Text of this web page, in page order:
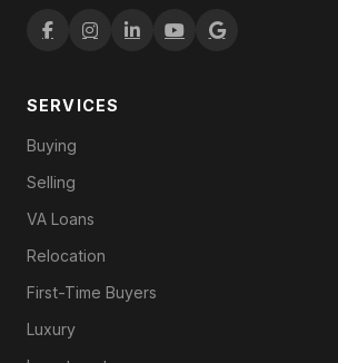
SERVICES
Buying
Selling
VA Loans
Relocation
First-Time Buyers
Luxury